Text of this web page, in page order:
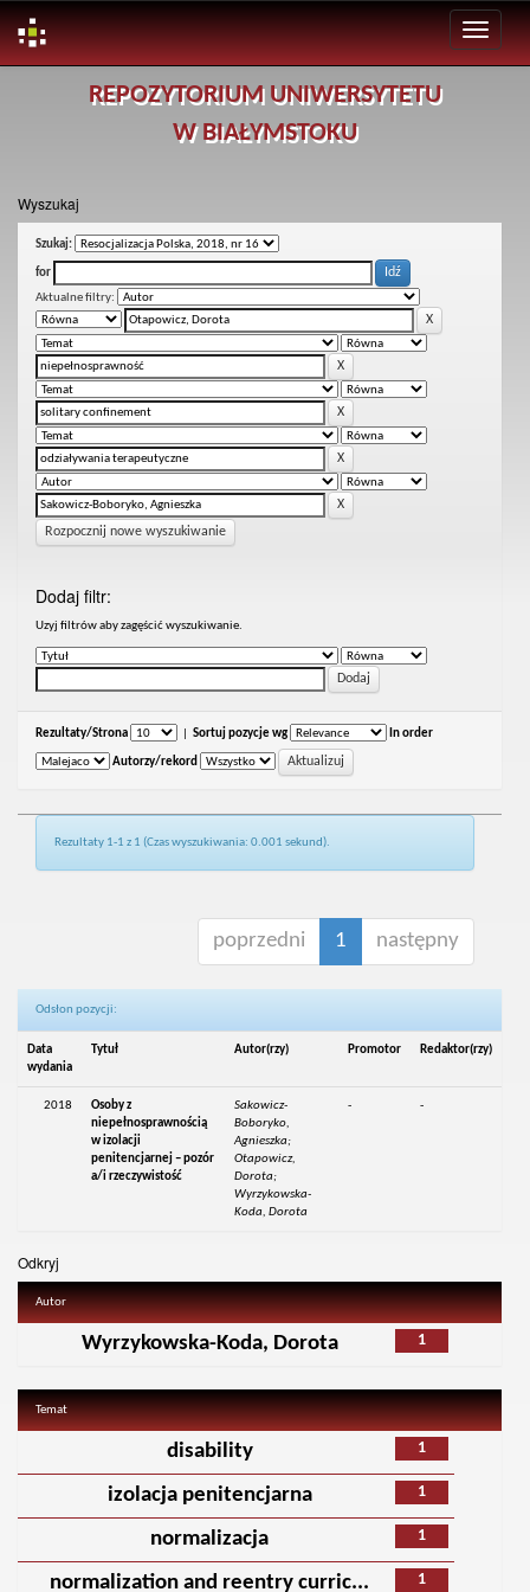
REPOZYTORIUM UNIWERSYTETU
W BIAŁYMSTOKU
Wyszukaj
Szukaj:
for
Aktualne filtry:
Rozpocznij nowe wyszukiwanie
Dodaj filtr:
Uzyj filtrów aby zagęścić wyszukiwanie.
Rezultaty/Strona Sortuj pozycje wg In order
Autorzy/rekord
Rezultaty 1-1 z 1 (Czas wyszukiwania: 0.001 sekund).
poprzedni 1 następny
Odsłon pozycji:
Data
wydania
Tytuł Autor(rzy) Promotor Redaktor(rzy)
2018
Osoby z
niepełnosprawnością
w izolacji
penitencjarnej – pozór
a/i rzeczywistość
Sakowicz-
Boboryko,
Agnieszka;
Otapowicz,
Dorota;
Wyrzykowska-
Koda, Dorota
- -
Odkryj
Autor
1
Wyrzykowska-Koda, Dorota
Temat
1
disability
1
izolacja penitencjarna
1
normalizacja
1
normalization and reentry curric...